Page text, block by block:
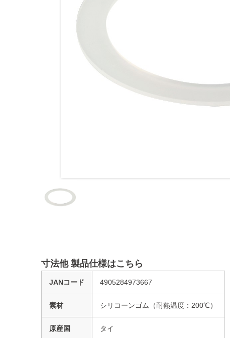
寸法他 製品仕様はこちら
JANコード 4905284973667
素材 シリコーンゴム（耐熱温度：200℃）
原産国 タイ